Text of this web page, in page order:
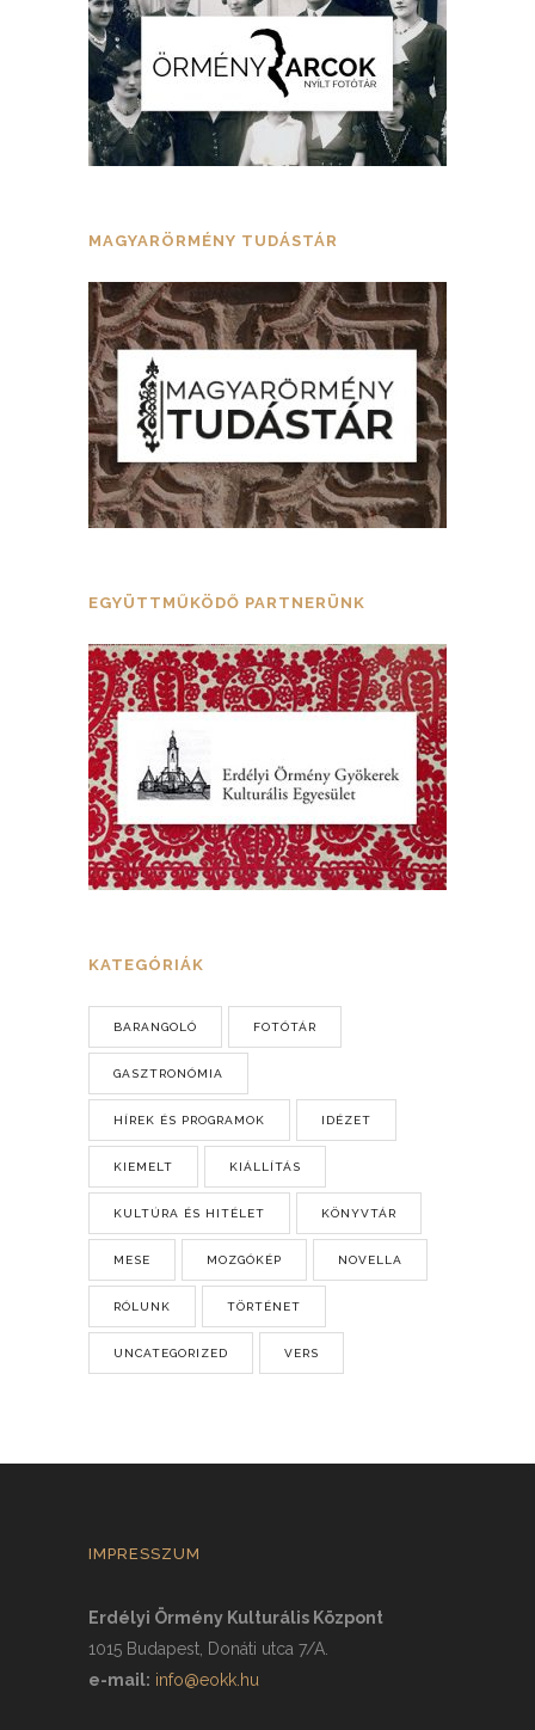
MAGYARÖRMÉNY TUDÁSTÁR
EGYÜTTMŰKÖDŐ PARTNERÜNK
KATEGÓRIÁK
BARANGOLÓ FOTÓTÁR
GASZTRONÓMIA
HÍREK ÉS PROGRAMOK IDÉZET
KIEMELT KIÁLLÍTÁS
KULTÚRA ÉS HITÉLET KÖNYVTÁR
MESE MOZGÓKÉP NOVELLA
RÓLUNK TÖRTÉNET
UNCATEGORIZED VERS
IMPRESSZUM
Erdélyi Örmény Kulturális Központ
1015 Budapest, Donáti utca 7/A.
e-mail: info@eokk.hu